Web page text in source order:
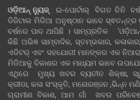
ଓଡ଼ିଆନ୍‍ ନ୍ୟୁଜ୍‍: ଇ-ପୋର୍ଟାଲ୍ ବିଗତ ତିନି
ଡିଜିଟାଲ ମିଡିଆ ଅନୁଷ୍ଠାନ ଭାବେ ସ୍ଵତନ୍ତ୍ର
ବର୍ଷରେ ପାଦ ଥାପିଛି । ସାମ୍ପ୍ରତିକ
କିଛି ଅଭିଜ୍ଞ ସାମ୍ବାଦିକ, ସ୍ତମ୍ଭକାର,
ଏଡିଟର୍ ଏବଂ ସହଯୋଗୀ ମାନଙ୍କର ଏକ
ମିଡିଆକୁ ବିକାଶର ଏକ ମାଧ୍ୟମ ଭାବେ
ଏଥିରେ ମୁଖ୍ୟ ଖବର ବ୍ୟତୀତ ଶିକ୍ଷା,
କ୍ରୀଡା, କଳା ସଂସ୍କୃତି, ମନୋରଞ୍ଜନ ,ଭିନ୍ନ
ଗ୍ରାମୀଣ ବିକାଶ, ଆମ ଗାଁ ଖବର